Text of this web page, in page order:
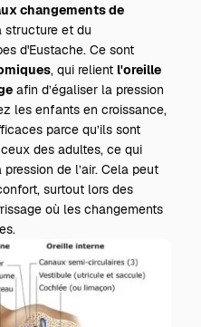
changements de
et du
d'Eustache. Ce sont
, qui relient l'oreille
afin d’égaliser la pression
les enfants en croissance,
parce qu’ils sont
des adultes, ce qui
de l’air. Cela peut
surtout lors des
où les changements